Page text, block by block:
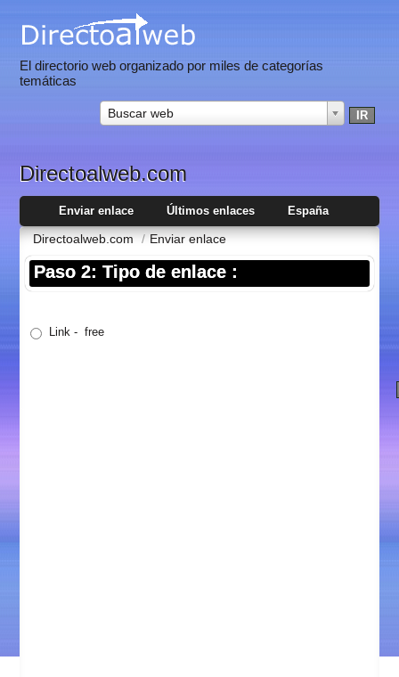
El directorio web organizado por miles de categorías
temáticas
Buscar web
Directoalweb.com
Enviar enlace Últimos enlaces España
Directoalweb.com / Enviar enlace
Paso 2: Tipo de enlace :
Link - free